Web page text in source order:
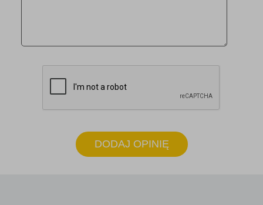
DODAJ OPINIĘ